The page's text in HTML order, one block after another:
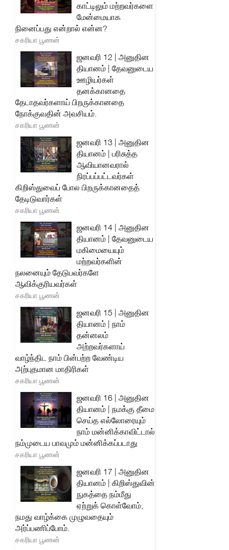
காட்டிலும் மற்றவர்களை
மேன்மையாக
நினைப்பது என்றால் என்ன?
சகரியா பூணன்
ஜனவரி 12 | அனுதின
தியானம் | தேவனுடைய
ஊழியர்கள்
தனக்கானதை
தேடாதவர்களாய் பிறருக்கானதை
நோக்குவதின் அவசியம்.
சகரியா பூணன்
ஜனவரி 13 | அனுதின
தியானம் | பரிசுத்த
ஆவியானவரால்
நிரப்பப்பட்டவர்கள்
கிறிஸ்துவைப் போல பிறருக்கானதைத்
தேடிடுவார்கள்
சகரியா பூணன்
ஜனவரி 14 | அனுதின
தியானம் | தேவனுடைய
மகிமையையும்
மற்றவர்களின்
நலனையும் தேடுபவர்களே
ஆவிக்குரியவர்கள்
சகரியா பூணன்
ஜனவரி 15 | அனுதின
தியானம் | நாம்
தன்னலம்
அற்றவர்களாய்
வாழ்ந்திட நாம் பின்பற்ற வேண்டிய
அற்புதமான மாதிரிகள்
சகரியா பூணன்
ஜனவரி 16 | அனுதின
தியானம் | நமக்கு தீமை
செய்த எல்லோரையும்
நாம் மன்னிக்காவிட்டால்
நம்முடைய பாவமும் மன்னிக்கப்படாது
சகரியா பூணன்
ஜனவரி 17 | அனுதின
தியானம் | கிறிஸ்துவின்
நுகத்தை நம்மீது
ஏற்றுக் கொள்வோம்,
நமது வாழ்க்கை முழுவதையும்
அர்ப்பணிப்போம்.
சகரியா பூணன்